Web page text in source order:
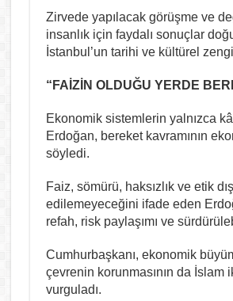
Zirvede yapılacak görüşme ve
insanlık için faydalı sonuçlar
İstanbul’un tarihi ve kültürel
“FAİZİN OLDUĞU YERDE
Ekonomik sistemlerin yalnızca
Erdoğan, bereket kavramının
söyledi.
Faiz, sömürü, haksızlık ve etik
edilemeyeceğini ifade eden
refah, risk paylaşımı ve
Cumhurbaşkanı, ekonomik
çevrenin korunmasının da İslam
vurguladı.